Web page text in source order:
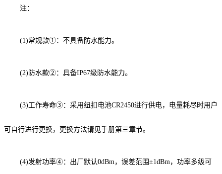
注：
(1)常规款①：不具备防水能力。
(2)防水款②：具备IP67级防水能力。
(3)工作寿命③：采用纽扣电池CR2450进行供电，电量耗尽时用户
可自行进行更换，更换方法请见手册第三章节。
(4)发射功率④：出厂默认0dBm，误差范围±1dBm，功率多级可